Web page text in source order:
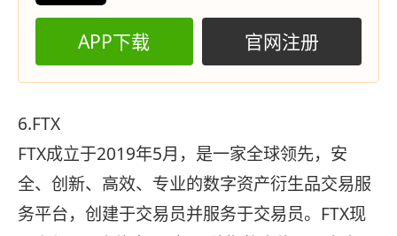
APP下载 官网注册
6.FTX
FTX成立于2019年5月，是一家全球领先，安
全、创新、高效、专业的数字资产衍生品交易服
务平台，创建于交易员并服务于交易员。FTX现